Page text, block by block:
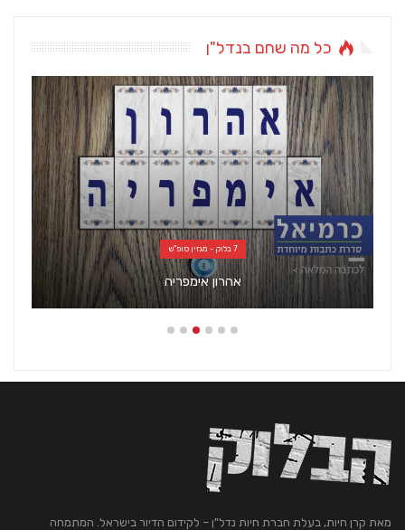
כל מה שחם בנדל"ן
7 בלוק - מגזין סופ"ש
אהרון אימפריה
מאת קרן חיות, בעלת חברת חיות נדל"ן – לקידום הדיור בישראל. המתמחה